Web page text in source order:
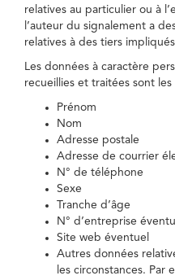
relatives au particulier ou à
l’auteur du signalement a
relatives à des tiers
Les données à caractère
recueillies et traitées sont les
Prénom
Nom
Adresse postale
Adresse de courrier
N° de téléphone
Sexe
Tranche d’âge
N° d’entreprise
Site web éventuel
Autres données
les circonstances. Par